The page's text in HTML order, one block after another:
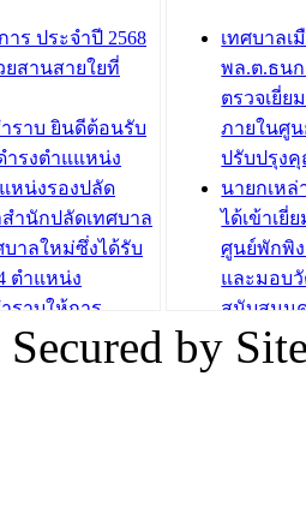
ทศบาลเมือง
การอบรมอาชีพ
(หลักสูตรการ
งพลาสติก)
ถนนแก่เ
เด็กเล็ก
เทศบาลเ
ปรึกษาห
วัยของอ
บทความ อื่นๆ ...
ร ประจำปี 2568
ยสานสายใยที่
ราบ ยินดีต้อนรับ
ำรงตำแแหน่ง
หน่งรองปลัด
ำนักปลัดเทศบาล
าลใหม่ซึ่งได้รับ
ตำแหน่ง
ราบให้การ
าลผู้ผ่านการ
น่งสายงานผู้
เทศบาลเ
พล.ต.ธน
ตรวจเยี่ย
ภายในศู
ปรับปรุง
นายกเห
ได้เข้าเยี่
ศูนย์พักพิ
และมอบ
สนับสนุน
ภัยน้ำท่วม
ภาพบรร
Secured by